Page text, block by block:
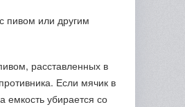
пивом или другим
расставленных в
Если мячик в
емкость убирается со